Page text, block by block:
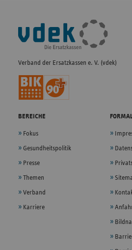
Fußleisten-
Navigation
Verband der Ersatzkassen e. V. (vdek)
BEREICHE
Fokus
Gesundheitspolitik
Presse
Themen
Verband
Karriere